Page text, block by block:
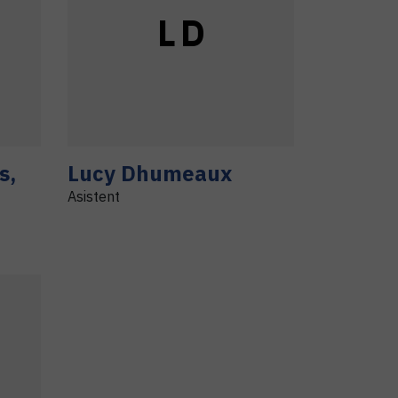
,
LD
Lucy Dhumeaux
Asistent